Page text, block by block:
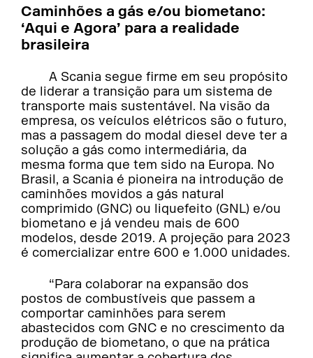
Caminhões a gás e/ou biometano:
‘Aqui e Agora’ para a realidade
brasileira
A Scania segue firme em seu propósito
de liderar a transição para um sistema de
transporte mais sustentável. Na visão da
empresa, os veículos elétricos são o futuro,
mas a passagem do modal diesel deve ter a
solução a gás como intermediária, da
mesma forma que tem sido na Europa. No
Brasil, a Scania é pioneira na introdução de
caminhões movidos a gás natural
comprimido (GNC) ou liquefeito (GNL) e/ou
biometano e já vendeu mais de 600
modelos, desde 2019. A projeção para 2023
é comercializar entre 600 e 1.000 unidades.
“Para colaborar na expansão dos
postos de combustíveis que passem a
comportar caminhões para serem
abastecidos com GNC e no crescimento da
produção de biometano, o que na prática